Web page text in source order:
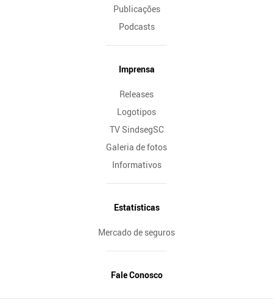
Publicações
Podcasts
Imprensa
Releases
Logotipos
TV SindsegSC
Galeria de fotos
Informativos
Estatísticas
Mercado de seguros
Fale Conosco